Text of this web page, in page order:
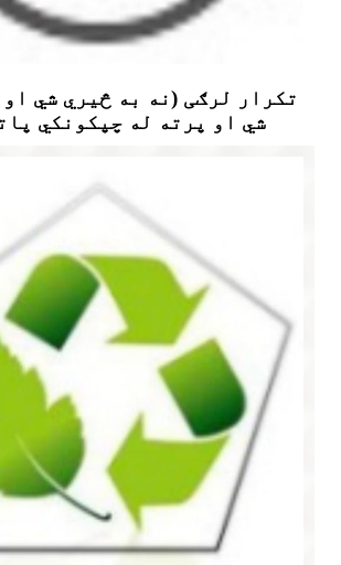
تکرار لرګی (نه به څيري شي
شي او پرته له چپکونکي